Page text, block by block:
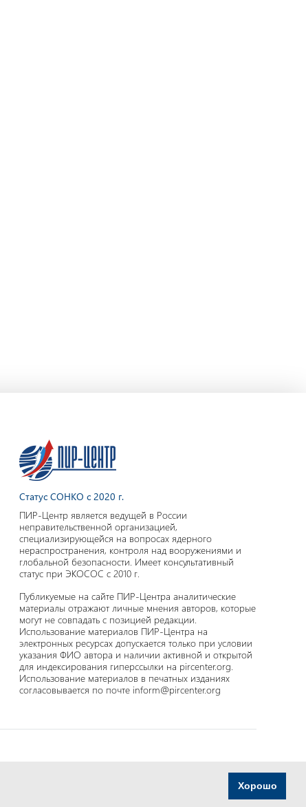
Хорошо
Статус СОНКО с 2020 г.
ПИР-Центр является ведущей в России
неправительственной организацией,
специализирующейся на вопросах ядерного
нераспространения, контроля над вооружениями и
глобальной безопасности. Имеет консультативный
статус при ЭКОСОС с 2010 г.
Публикуемые на сайте ПИР-Центра аналитические
материалы отражают личные мнения авторов, которые
могут не совпадать с позицией редакции.
Использование материалов ПИР-Центра на
электронных ресурсах допускается только при условии
указания ФИО автора и наличии активной и открытой
для индексирования гиперссылки на pircenter.org.
Использование материалов в печатных изданиях
согласовывается по почте inform@pircenter.org